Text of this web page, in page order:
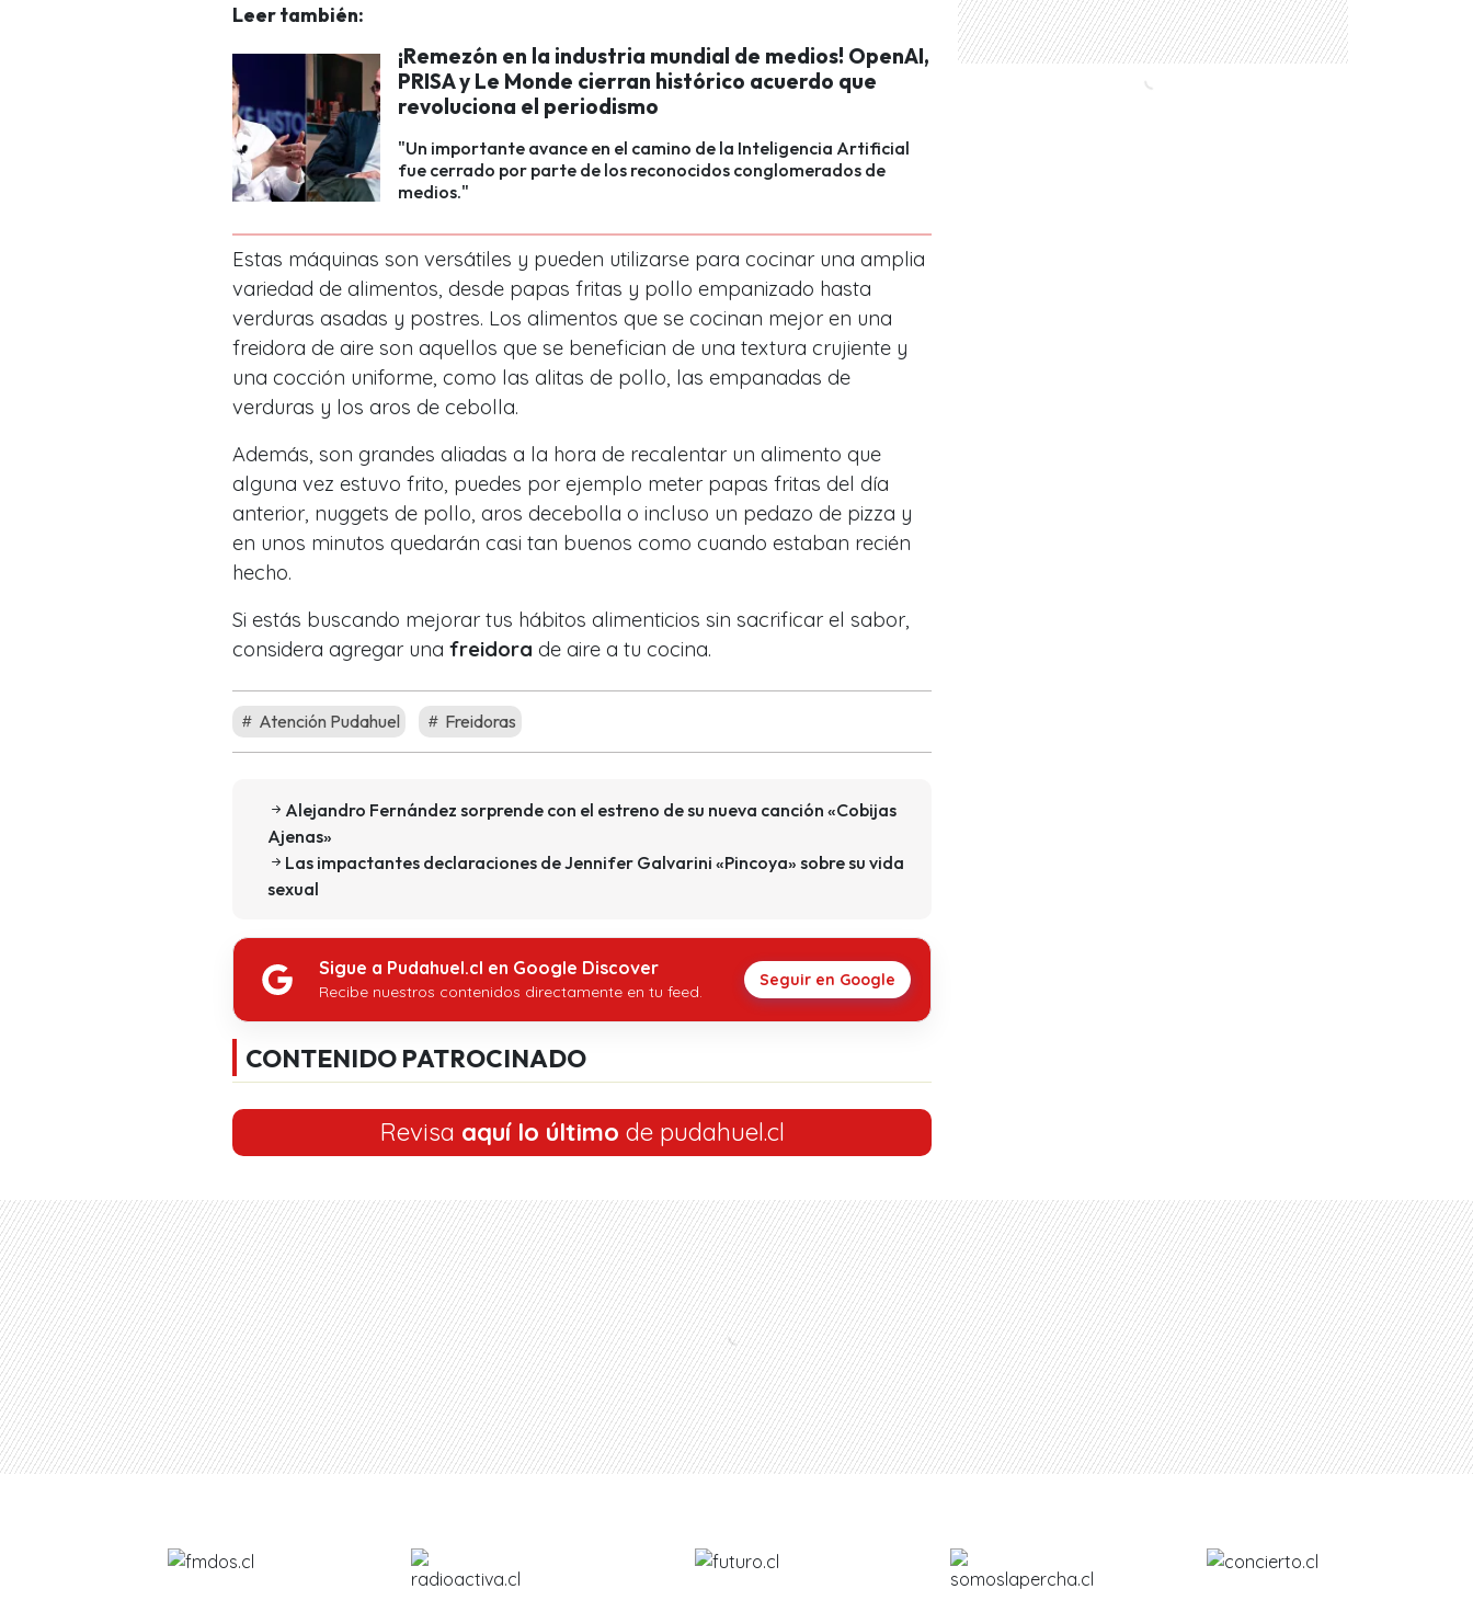
Leer también:
¡Remezón en la industria mundial de medios! OpenAI,
PRISA y Le Monde cierran histórico acuerdo que
revoluciona el periodismo
"Un importante avance en el camino de la Inteligencia Artificial
fue cerrado por parte de los reconocidos conglomerados de
medios."
Estas máquinas son versátiles y pueden utilizarse para cocinar una amplia
variedad de alimentos, desde papas fritas y pollo empanizado hasta
verduras asadas y postres. Los alimentos que se cocinan mejor en una
freidora de aire son aquellos que se benefician de una textura crujiente y
una cocción uniforme, como las alitas de pollo, las empanadas de
verduras y los aros de cebolla.
Además, son grandes aliadas a la hora de recalentar un alimento que
alguna vez estuvo frito, puedes por ejemplo meter papas fritas del día
anterior, nuggets de pollo, aros decebolla o incluso un pedazo de pizza y
en unos minutos quedarán casi tan buenos como cuando estaban recién
hecho.
Si estás buscando mejorar tus hábitos alimenticios sin sacrificar el sabor,
considera agregar una freidora de aire a tu cocina.
Atención Pudahuel Freidoras
Alejandro Fernández sorprende con el estreno de su nueva canción «Cobijas
Ajenas»
Las impactantes declaraciones de Jennifer Galvarini «Pincoya» sobre su vida
sexual
Sigue a Pudahuel.cl en Google Discover
Recibe nuestros contenidos directamente en tu feed.
Seguir en Google
CONTENIDO PATROCINADO
Revisa aquí lo último de pudahuel.cl